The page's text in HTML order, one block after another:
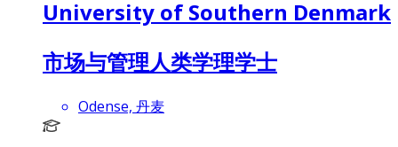
University of Southern Denmark
市场与管理人类学理学士
Odense, 丹麦